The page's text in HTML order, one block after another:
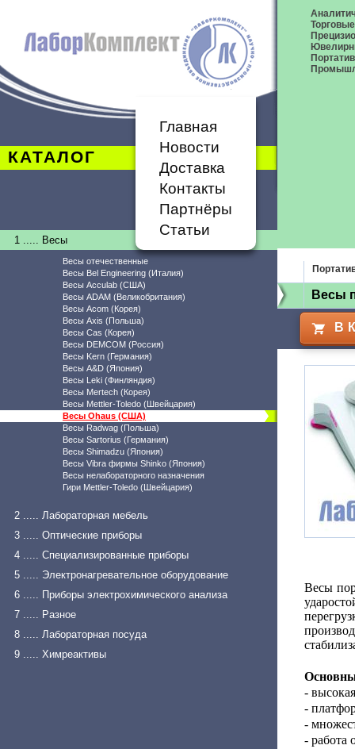
КАТАЛОГ
Главная
Новости
Доставка
Контакты
Партнёры
Статьи
1 ..... Весы
Весы отечественные
Весы Bel Engineering (Италия)
Весы Acculab (США)
Весы ADAM (Великобритания)
Весы Acom (Корея)
Весы Axis (Польша)
Весы Cas (Корея)
Весы DEMCOM (Россия)
Весы Kern (Германия)
Весы A&D (Япония)
Весы Leki (Финляндия)
Весы Mertech (Корея)
Весы Mettler-Toledo (Швейцария)
Весы Ohaus (США)
Весы Radwag (Польша)
Весы Sartorius (Германия)
Весы Shimadzu (Япония)
Весы Vibra фирмы Shinko (Япония)
Весы нелабораторного назначения
Гири Mettler-Toledo (Швейцария)
2 ..... Лабораторная мебель
3 ..... Оптические приборы
4 ..... Специализированные приборы
5 ..... Электронагревательное оборудование
6 ..... Приборы электрохимического анализа
7 ..... Разное
8 ..... Лабораторная посуда
9 ..... Химреактивы
Весы
В
Весы
-
-
-
- работа